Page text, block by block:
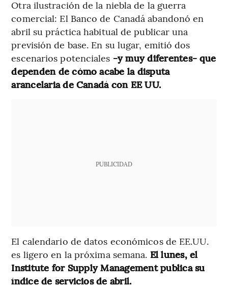
Otra ilustración de la niebla de la guerra
comercial: El Banco de Canadá abandonó en
abril su práctica habitual de publicar una
previsión de base. En su lugar, emitió dos
escenarios potenciales -y muy diferentes- que
dependen de cómo acabe la disputa
arancelaria de Canadá con EE UU.
PUBLICIDAD
El calendario de datos económicos de EE.UU.
es ligero en la próxima semana. El lunes, el
Institute for Supply Management publica su
índice de servicios de abril.